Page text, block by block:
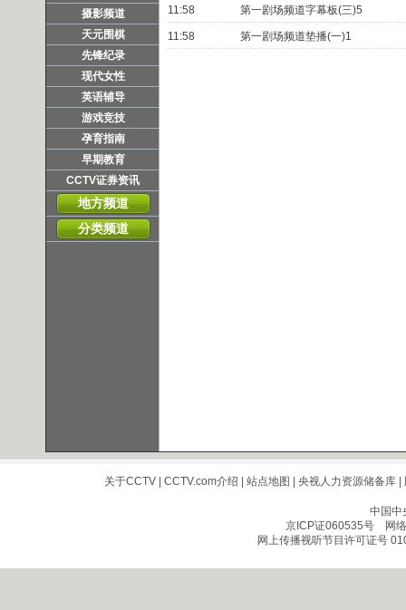
摄影频道
天元围棋
先锋纪录
现代女性
英语辅导
游戏竞技
孕育指南
早期教育
CCTV证券资讯
地方频道
分类频道
11:58 第一剧场频道字幕板(三)5
11:58 第一剧场频道垫播(一)1
关于CCTV| CCTV.com介绍 站点地图 央视人力资源储备库|
中国中
京ICP证060535号网络
网上传播视听节目许可证号